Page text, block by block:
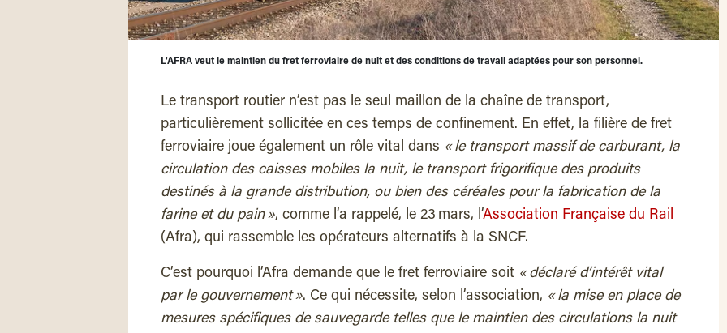
L'AFRA veut le maintien du fret ferroviaire de nuit et des conditions de travail adaptées pour son personnel.
Le transport routier n’est pas le seul maillon de la chaîne de transport,
particulièrement sollicitée en ces temps de confinement. En effet, la filière de fret
ferroviaire joue également un rôle vital dans « le transport massif de carburant, la
circulation des caisses mobiles la nuit, le transport frigorifique des produits
destinés à la grande distribution, ou bien des céréales pour la fabrication de la
farine et du pain », comme l’a rappelé, le 23 mars, l’Association Française du Rail
(Afra), qui rassemble les opérateurs alternatifs à la SNCF.
C’est pourquoi l’Afra demande que le fret ferroviaire soit « déclaré d’intérêt vital
par le gouvernement ». Ce qui nécessite, selon l’association, « la mise en place de
mesures spécifiques de sauvegarde telles que le maintien des circulations la nuit